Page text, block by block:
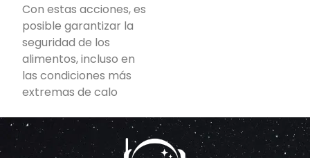
Con estas acciones, es
posible garantizar la
seguridad de los
alimentos, incluso en
las condiciones más
extremas de calo